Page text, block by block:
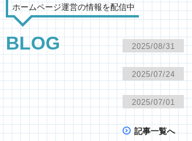
ホームページ運営の情報を配信中
BLOG 2025/08/31
2025/07/24
2025/07/01
記事一覧へ